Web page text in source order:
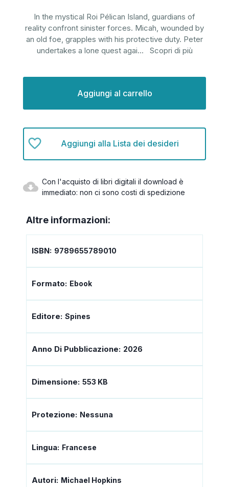
In the mystical Roi Pélican Island, guardians of
reality confront sinister forces. Micah, wounded by
an old foe, grapples with his protective duty. Peter
undertakes a lone quest agai... Scopri di più
Aggiungi alla Lista dei desideri
Con l'acquisto di libri digitali il download è
immediato: non ci sono costi di spedizione
Altre informazioni:
ISBN: 9789655789010
Formato: Ebook
Editore: Spines
Anno Di Pubblicazione: 2026
Dimensione: 553 KB
Protezione: Nessuna
Lingua: Francese
Autori: Michael Hopkins